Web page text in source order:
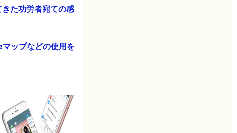
た功労者宛ての感
ップなどの使用を